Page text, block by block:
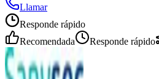
Llamar
Responde rápido
Recomendada
Responde rápido